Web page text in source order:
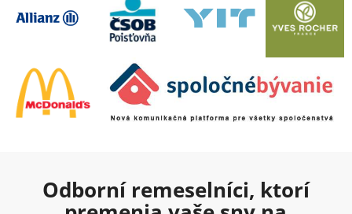
Odborní remeselníci, ktorí